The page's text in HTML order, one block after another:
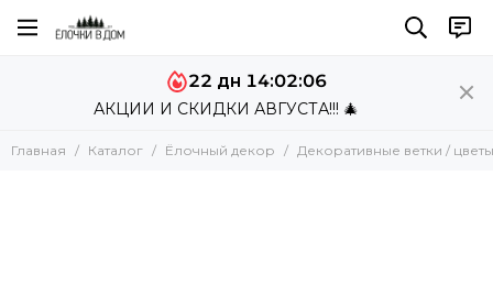
Ёлочный декор
Комплекты украшений
Ёлочные шары
АКЦИИ И СКИДКИ АВГУСТА!!! 🎄
22 дн 14:02:06
Главная Каталог Ёлочный декор Декоративные ветки / цветы